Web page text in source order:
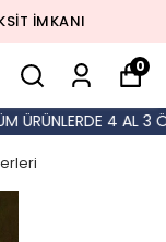
İMKANI
0
ÜRÜNLERDE 4 AL 3